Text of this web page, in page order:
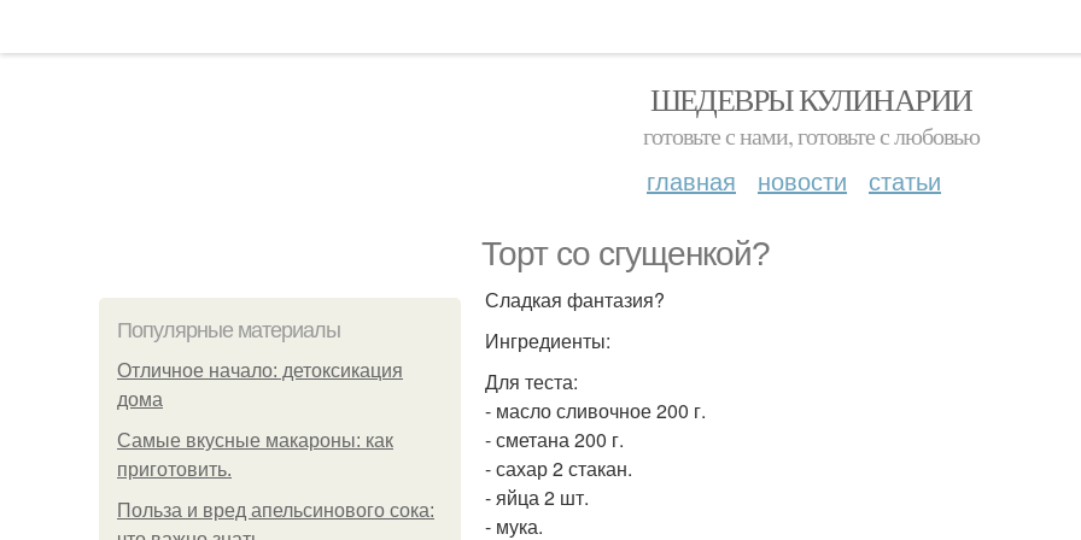
ШЕДЕВРЫ КУЛИНАРИИ
готовьте с нами, готовьте с любовью
главная новости статьи
Торт со сгущенкой?
Популярные материалы
Отличное начало: детоксикация
дома
Самые вкусные макароны: как
приготовить.
Польза и вред апельсинового сока:
Сладкая фантазия?
Ингредиенты:
Для теста:
- масло сливочное 200 г.
- сметана 200 г.
- сахар 2 стакан.
- яйца 2 шт.
- мука.